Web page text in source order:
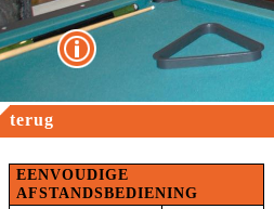
terug
EENVOUDIGE
AFSTANDSBEDIENING